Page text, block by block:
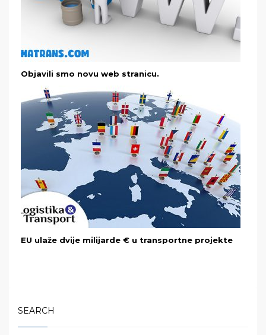
Objavili smo novu web stranicu.
EU ulaže dvije milijarde € u transportne projekte
SEARCH